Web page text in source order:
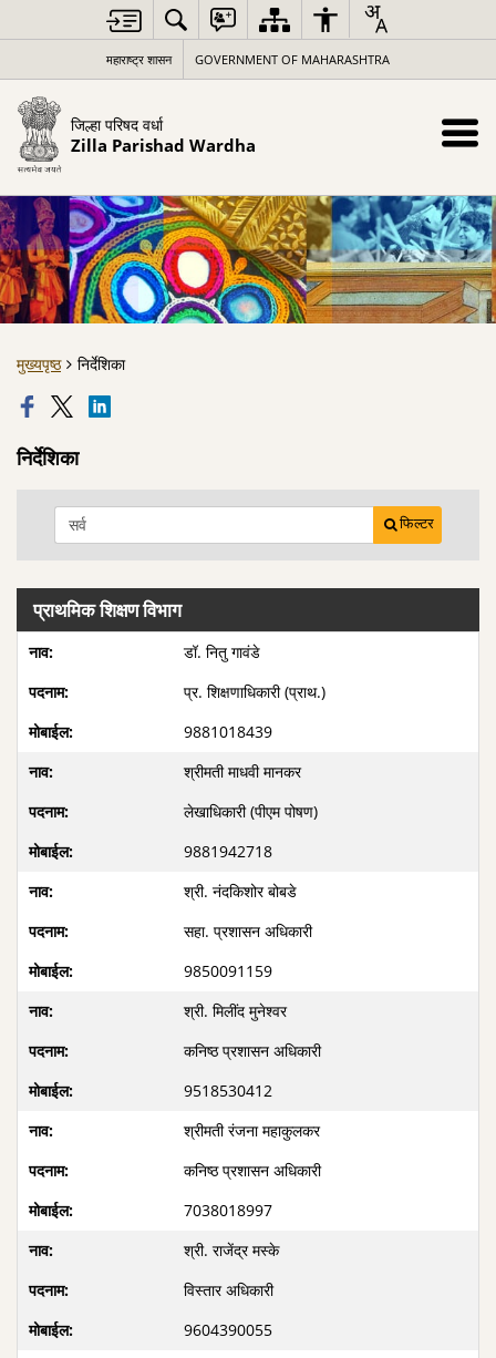
महाराष्ट्र शासन GOVERNMENT OF MAHARASHTRA
जिल्हा परिषद वर्धा
Zilla Parishad Wardha
मुख्यपृष्ठ निर्देशिका
निर्देशिका
फिल्टर
प्राथमिक शिक्षण विभाग
डॉ. नितु गावंडे
प्र. शिक्षणाधिकारी (प्राथ.)
9881018439
श्रीमती माधवी मानकर
लेखाधिकारी (पीएम पोषण)
9881942718
श्री. नंदकिशोर बोबडे
सहा. प्रशासन अधिकारी
9850091159
श्री. मिलींद मुनेश्वर
कनिष्ठ प्रशासन अधिकारी
9518530412
श्रीमती रंजना महाकुलकर
कनिष्ठ प्रशासन अधिकारी
7038018997
श्री. राजेंद्र मस्के
विस्तार अधिकारी
9604390055